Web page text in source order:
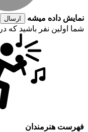
نمایش داده میشه
ارسال
شما اولین نفر باشید که
فهرست هنرمندان